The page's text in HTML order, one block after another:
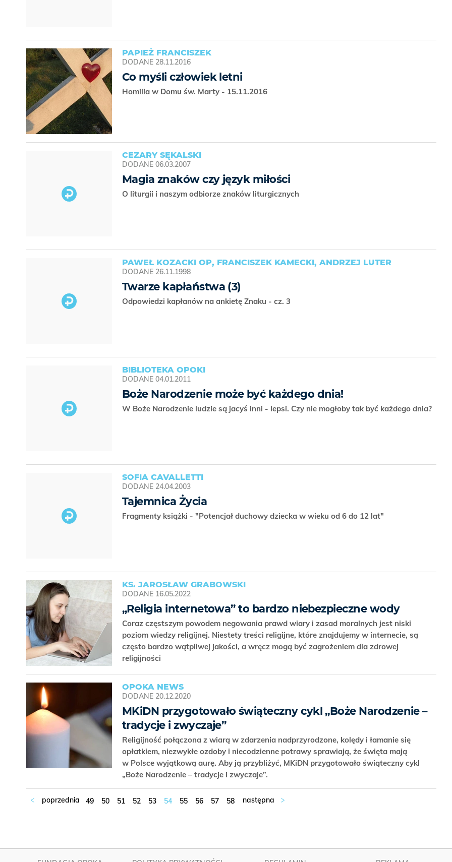
PAPIEŻ FRANCISZEK
DODANE 28.11.2016
Co myśli człowiek letni
Homilia w Domu św. Marty - 15.11.2016
CEZARY SĘKALSKI
DODANE 06.03.2007
Magia znaków czy język miłości
O liturgii i naszym odbiorze znaków liturgicznych
PAWEŁ KOZACKI OP, FRANCISZEK KAMECKI, ANDRZEJ LUTER
DODANE 26.11.1998
Twarze kapłaństwa (3)
Odpowiedzi kapłanów na ankietę Znaku - cz. 3
BIBLIOTEKA OPOKI
DODANE 04.01.2011
Boże Narodzenie może być każdego dnia!
W Boże Narodzenie ludzie są jacyś inni - lepsi. Czy nie mogłoby tak być każdego dnia?
SOFIA CAVALLETTI
DODANE 24.04.2003
Tajemnica Życia
Fragmenty książki - "Potencjał duchowy dziecka w wieku od 6 do 12 lat"
KS. JAROSŁAW GRABOWSKI
DODANE 16.05.2022
„Religia internetowa” to bardzo niebezpieczne wody
Coraz częstszym powodem negowania prawd wiary i zasad moralnych jest niski
poziom wiedzy religijnej. Niestety treści religijne, które znajdujemy w internecie, są
często bardzo wątpliwej jakości, a wręcz mogą być zagrożeniem dla zdrowej
religijności
OPOKA NEWS
DODANE 20.12.2020
MKiDN przygotowało świąteczny cykl „Boże Narodzenie –
tradycje i zwyczaje”
Religijność połączona z wiarą w zdarzenia nadprzyrodzone, kolędy i łamanie się
opłatkiem, niezwykłe ozdoby i niecodzienne potrawy sprawiają, że święta mają
w Polsce wyjątkową aurę. Aby ją przybliżyć, MKiDN przygotowało świąteczny cykl
„Boże Narodzenie – tradycje i zwyczaje”.
49 50 51 52 53 54 55 56 57 58